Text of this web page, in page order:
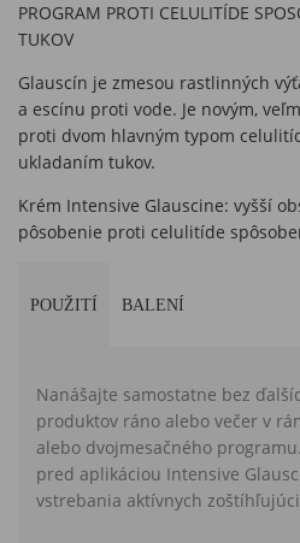
PROGRAM PROTI CELULITÍDE
TUKOV
Glauscín je zmesou rastlinných
a escínu proti vode. Je novým,
proti dvom hlavným typom
ukladaním tukov.
Krém Intensive Glauscine: vyšší
pôsobenie proti celulitíde
POUŽITÍ BALENÍ
Nanášajte samostatne bez
produktov ráno alebo večer v
alebo dvojmesačného
pred aplikáciou Intensive
vstrebania aktívnych